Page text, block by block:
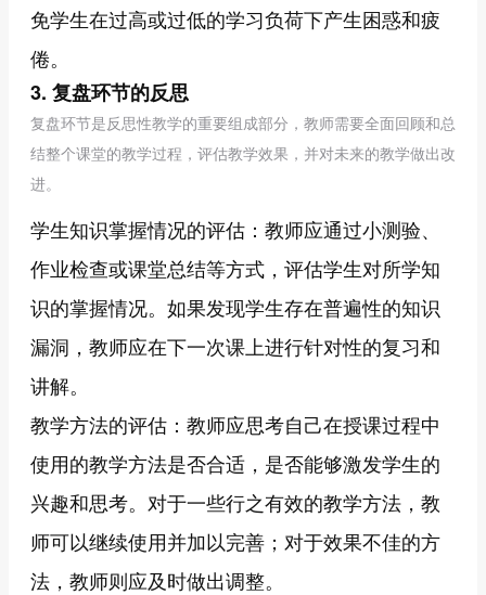
免学生在过高或过低的学习负荷下产生困惑和疲
倦。
3. 复盘环节的反思
复盘环节是反思性教学的重要组成部分，教师需要全面回顾和总
结整个课堂的教学过程，评估教学效果，并对未来的教学做出改
进。
学生知识掌握情况的评估：教师应通过小测验、
作业检查或课堂总结等方式，评估学生对所学知
识的掌握情况。如果发现学生存在普遍性的知识
漏洞，教师应在下一次课上进行针对性的复习和
讲解。
教学方法的评估：教师应思考自己在授课过程中
使用的教学方法是否合适，是否能够激发学生的
兴趣和思考。对于一些行之有效的教学方法，教
师可以继续使用并加以完善；对于效果不佳的方
法，教师则应及时做出调整。